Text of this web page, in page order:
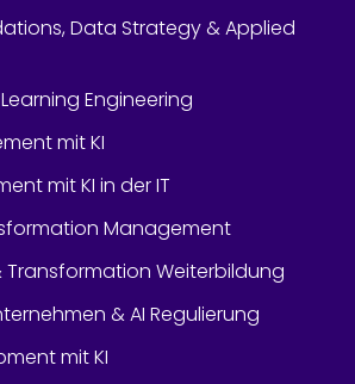
Data Strategy & Applied
Engineering
mit KI
mit KI in der IT
Management
Weiterbildung
& AI Regulierung
mit KI